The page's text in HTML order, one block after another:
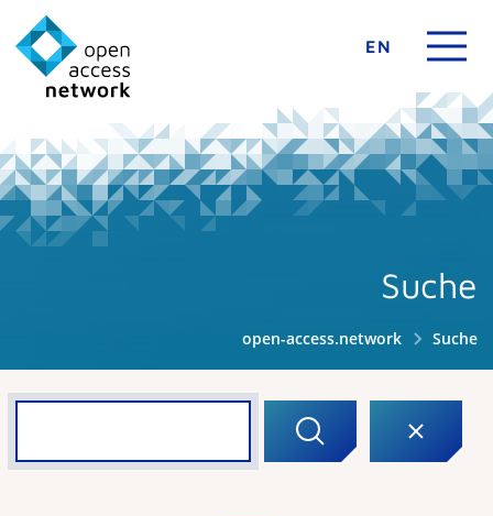
EN
Suche
open-access.network Suche